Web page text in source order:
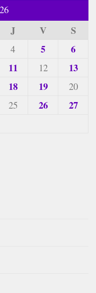
J V
S
4 5 6
11 12 13
18 19
20
25 26 27